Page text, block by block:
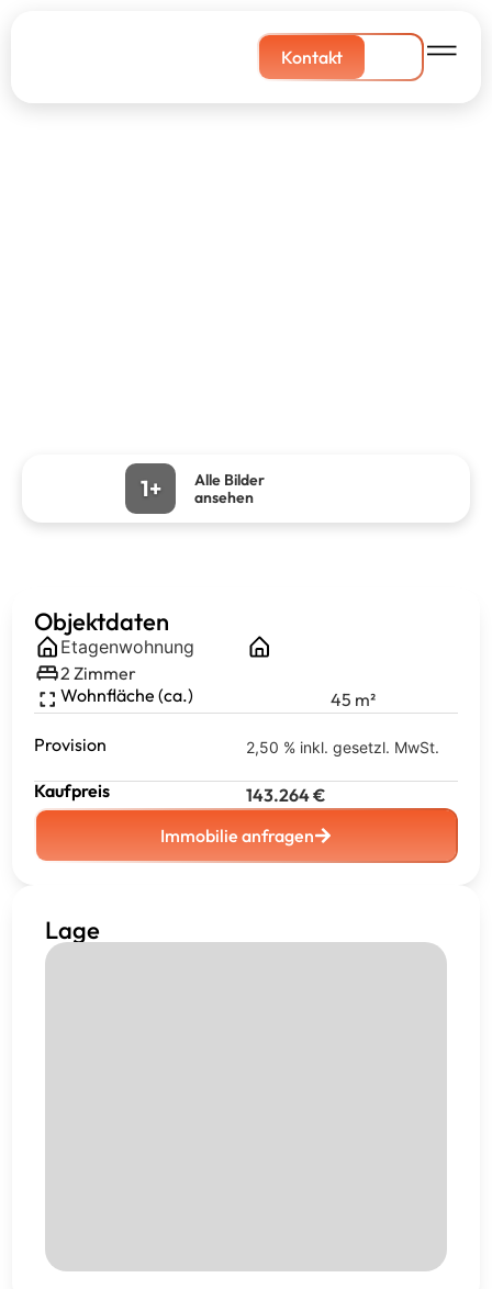
Kontakt
1+
Alle Bilder
ansehen
Objektdaten
Etagenwohnung
2 Zimmer
Wohnfläche (ca.)
45 m²
Provision 2,50 % inkl. gesetzl. MwSt.
Kaufpreis 143.264€
Immobilie anfragen
Lage